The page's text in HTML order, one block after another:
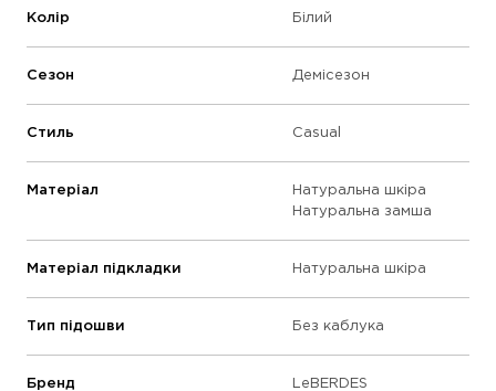
Колір Білий
Сезон Демісезон
Стиль Casual
Матеріал
Натуральна шкіра
Натуральна замша
Матеріал підкладки Натуральна шкіра
Тип підошви Без каблука
Бренд LeBERDES